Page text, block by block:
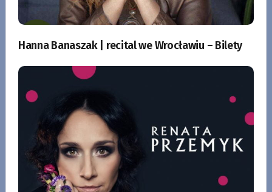
Hanna Banaszak | recital we Wrocławiu – Bilety